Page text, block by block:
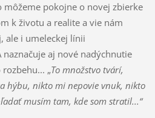
môžeme pokojne o novej zbierke
k životu a realite a vie nám
ale i umeleckej línii
aj nové nadýchnutie
„To množstvo tvárí,
hýbu, nikto mi nepovie vnuk, nikto
musím tam, kde som stratil...“